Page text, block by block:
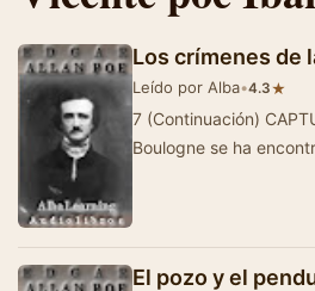
Los crímenes de
Leído por Alba•4.3★
7 (Continuación)
Boulogne se ha
El pozo y el